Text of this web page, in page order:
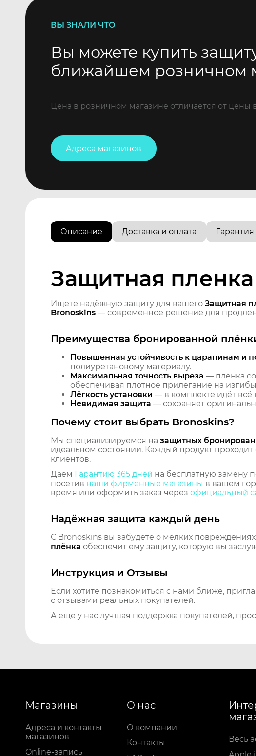
ВЫ ЗНАЛИ ЧТО
Вы можете купить
ближайшем розничном
Цена в розничном магазине отличается от цены
Адреса магазинов
Описание Доставка и оплата
Защитная
Ищете надёжную защиту для вашего Защитная
Bronoskins — современное решение для
Преимущества бронированной
Повышенная устойчивость к царапинам и
полиуретановому материалу.
Максимальная точность выреза — плёнка
обеспечивая плотное прилегание на
Лёгкость установки — в комплекте идёт
Невидимая защита — сохраняет
Почему стоит выбрать Bronoskins?
Мы специализируемся на защитных
идеальном состоянии. Каждый продукт
клиентов.
Даем Гарантию 365 дней на бесплатную замену
посетив наши фирменные магазины в вашем
время или оформить заказ через официальный
Надёжная защита каждый день
С Bronoskins вы забудете о мелких
плёнка обеспечит ему защиту, которую вы
Инструкция и Отзывы
Если хотите познакомиться с нами ближе,
с отзывами реальных покупателей.
А еще у нас лучшая поддержка покупателей,
Магазины
Адреса и контакты
магазинов
Online-запись
О нас
О компании
Контакты
Весь